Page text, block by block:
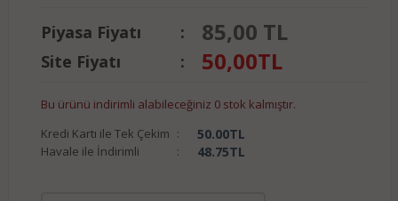
Piyasa Fiyatı : 85,00 TL
Site Fiyatı : 50,00TL
Bu ürünü indirimli alabileceğiniz 0 stok kalmıştır.
Kredi Kartı ile Tek Çekim : 50.00TL
Havale ile İndirimli : 48.75TL